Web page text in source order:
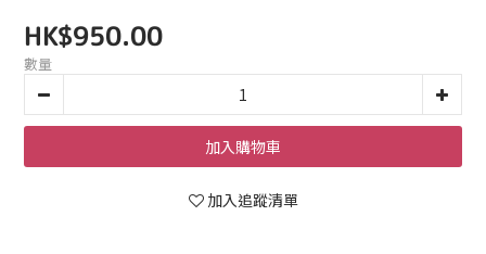
HK$950.00
數量
加入購物車
加入追蹤清單